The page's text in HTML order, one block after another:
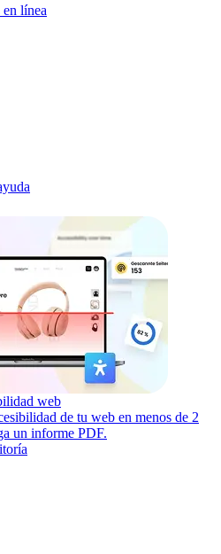
en línea
web
de tu web en menos de 2
un informe PDF.